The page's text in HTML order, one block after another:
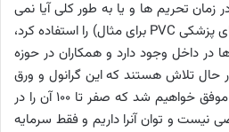
تحریم ها و یا به طور کلی آیا نمی
توان مواد تولید داخلی (گریدهای پزشکی PVC برای مثال) را استفاده کرد،
در داخل وجود دارد و همکاران در حوزه
حال تلاش هستند که این گرانول و ورق
را تولید کنند. در زمان کوتاهی موفق خواهیم شد که صفر تا 100 آن را در
نیست و توان آنرا داریم و فقط سرمایه